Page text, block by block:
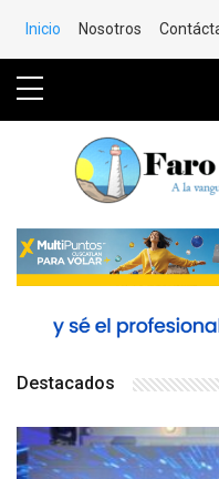
Inicio Nosotros
Destacados